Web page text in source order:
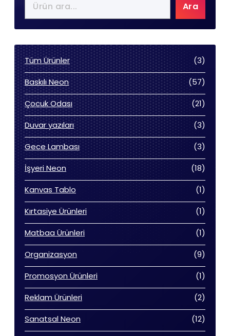
Ara
Tüm Ürünler 33
ürün
Baskılı Neon
5757
ürün
Çocuk Odası
2121
ürün
Duvar yazıları
33
ürün
Gece Lambası
33
ürün
İşyeri Neon
1818
ürün
Kanvas Tablo
11
ürün
Kırtasiye Ürünleri
11
ürün
Matbaa Ürünleri
11
ürün
Organizasyon
99
ürün
Promosyon Ürünleri
11
ürün
Reklam Ürünleri
22
ürün
Sanatsal Neon
1212
ürün